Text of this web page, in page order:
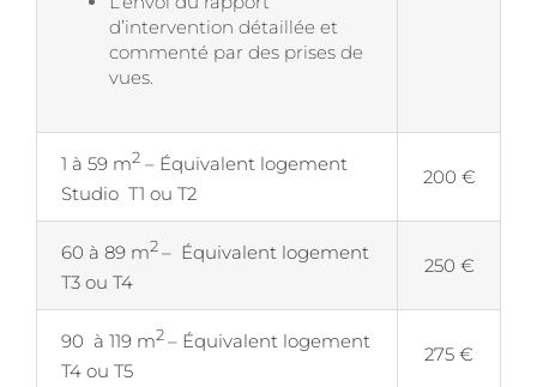
d’intervention détaillée et
commenté par des prises de
vues.
1 à 59 m2 – Équivalent logement
Studio T1 ou T2
200 €
60 à 89 m2 – Équivalent logement
T3 ou T4
250 €
90 à 119 m2 – Équivalent logement
T4 ou T5
275 €